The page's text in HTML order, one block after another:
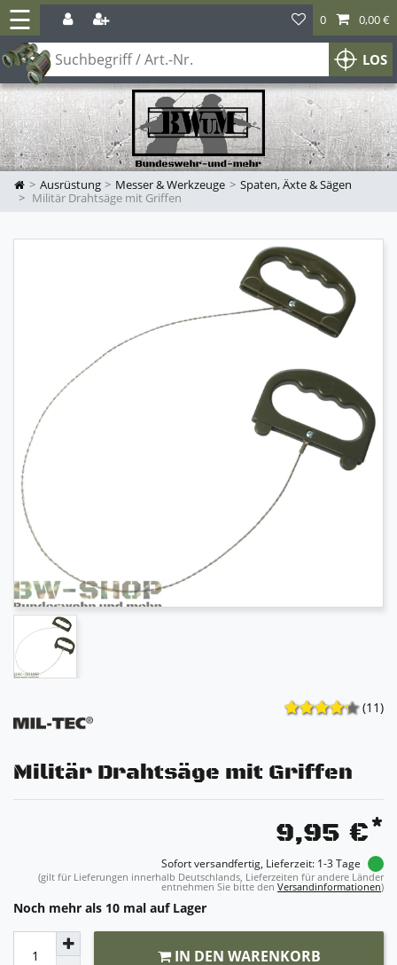
☰
LOS
0 0,00 €
Ausrüstung Messer & Werkzeuge
Spaten, Äxte & Sägen
Militär Drahtsäge mit Griffen
(11)
Militär Drahtsäge mit Griffen
9,95 €*
Sofort versandfertig, Lieferzeit: 1-3 Tage
(gilt für Lieferungen innerhalb Deutschlands, Lieferzeiten für andere Länder
entnehmen Sie bitte den Versandinformationen)
Noch mehr als 10 mal auf Lager
IN DEN WARENKORB